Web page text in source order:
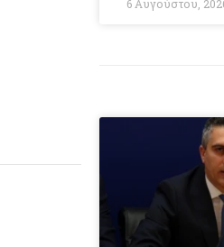
6 Αυγούστου,